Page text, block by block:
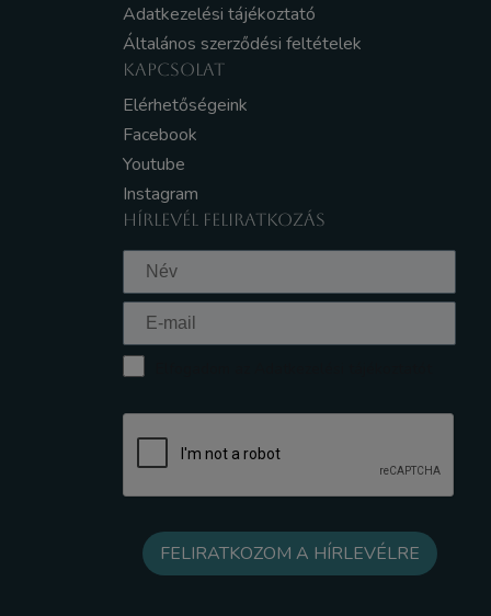
Adatkezelési tájékoztató
Általános szerződési feltételek
KAPCSOLAT
Elérhetőségeink
Facebook
Youtube
Instagram
HÍRLEVÉL FELIRATKOZÁS